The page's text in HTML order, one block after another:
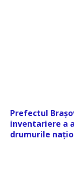
Prefectul
inventariere a
drumurile